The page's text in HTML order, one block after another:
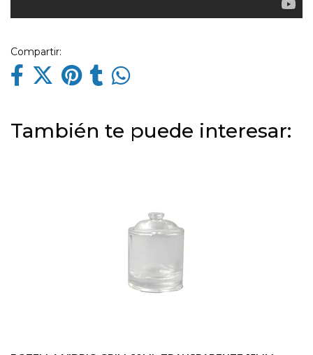
Compartir:
También te puede interesar: